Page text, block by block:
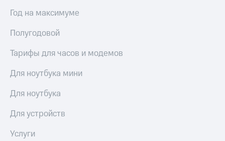
Год на максимуме
Полугодовой
Тарифы для часов и модемов
Для ноутбука мини
Для ноутбука
Для устройств
Услуги